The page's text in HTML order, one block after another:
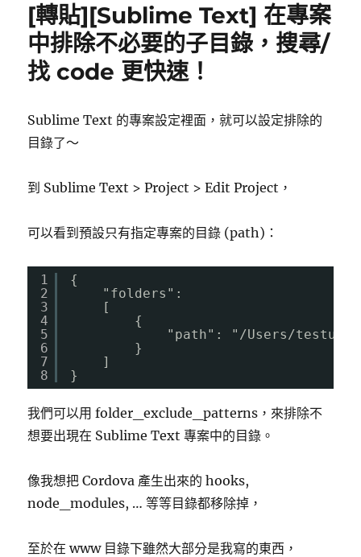
[轉貼][Sublime Text] 在專案
中排除不必要的子目錄，搜尋/
找 code 更快速！
Sublime Text 的專案設定裡面，就可以設定排除的
目錄了～
到 Sublime Text > Project > Edit Project，
可以看到預設只有指定專案的目錄 (path)：
1
2
3
4
5
6
7
8
{
"folders":
[
{
"path": "/Users/
}
]
}
我們可以用 folder_exclude_patterns，來排除不
想要出現在 Sublime Text 專案中的目錄。
像我想把 Cordova 產生出來的 hooks,
node_modules, … 等等目錄都移除掉，
至於在 www 目錄下雖然大部分是我寫的東西，